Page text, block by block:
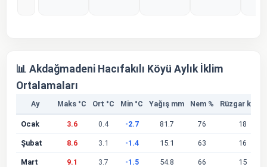
📊 Akdağmadeni Hacıfakılı Köyü Aylık İklim
Ortalamaları
Ay Maks °C Ort °C Min °C Yağış mm Nem % Rüzgar km/s
Ocak 3.6 0.4 -2.7 81.7 76 18
Şubat 8.6 3.1 -1.4 15.1 63 16
Mart 9.1 3.7 -1.5 54.8 66 15